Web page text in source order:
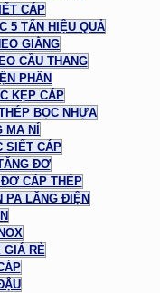
CÁP
5 TẤN HIỆU QUẢ
GIẰNG
CẦU THANG
PHÂN
KẸP CÁP
BỌC NHỰA
MA NÍ
SIẾT CÁP
ĐƠ
CÁP THÉP
PA LĂNG ĐIỆN
GIÁ RẺ